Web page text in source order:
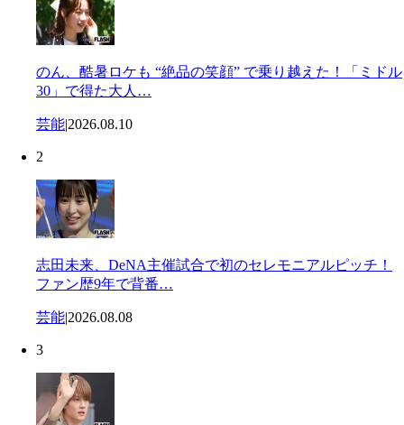
のん、酷暑ロケも “絶品の笑顔” で乗り越えた！「ミドル
30」で得た大人…
芸能|2026.08.10
2
志田未来、DeNA主催試合で初のセレモニアルピッチ！
ファン歴9年で背番…
芸能|2026.08.08
3